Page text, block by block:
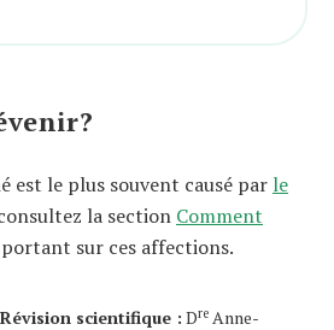
est le plus souvent causé par le
la section Comment
sur ces affections.
Révision scientifique : Dre Anne-